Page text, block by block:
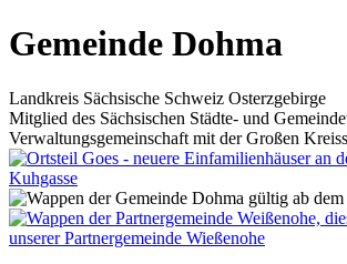
Gemeinde Dohma
Landkreis Sächsische Schweiz Osterzgebirge
Mitglied des Sächsischen Städte- und
Verwaltungsgemeinschaft mit der Großen